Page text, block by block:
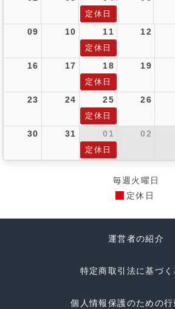
定休日
09 10 11 12
定休日
16 17 18 19
定休日
23 24 25 26
定休日
30 31 01 02
定休日
毎週火曜日
定休日
運営者の紹介
特定商取引法に基づく
個人情報保護のための行